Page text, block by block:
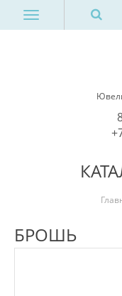
БРОШЬ